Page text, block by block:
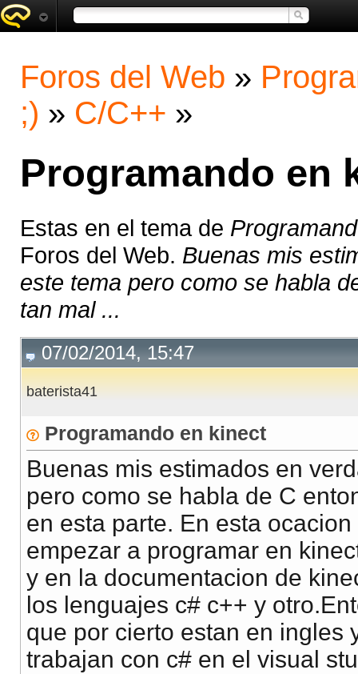
Foros del Web »
;) » C/C++ »
Programando en
Estas en el tema de
Foros del Web. Buenas mis
este tema pero como se habla
tan mal ...
07/02/2014, 15:47
baterista41
Programando en kinect
Buenas mis estimados en
pero como se habla de C
en esta parte. En esta
empezar a programar en
y en la documentacion de
los lenguajes c# c++ y
que por cierto estan en ingles
trabajan con c# en el visual